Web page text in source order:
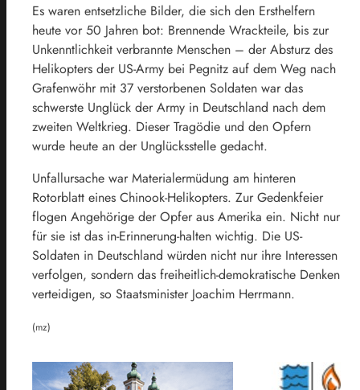
Es waren entsetzliche Bilder, die sich den Ersthelfern
heute vor 50 Jahren bot: Brennende Wrackteile, bis zur
Unkenntlichkeit verbrannte Menschen – der Absturz des
Helikopters der US-Army bei Pegnitz auf dem Weg nach
Grafenwöhr mit 37 verstorbenen Soldaten war das
schwerste Unglück der Army in Deutschland nach dem
zweiten Weltkrieg. Dieser Tragödie und den Opfern
wurde heute an der Unglücksstelle gedacht.
Unfallursache war Materialermüdung am hinteren
Rotorblatt eines Chinook-Helikopters. Zur Gedenkfeier
flogen Angehörige der Opfer aus Amerika ein. Nicht nur
für sie ist das in-Erinnerung-halten wichtig. Die US-
Soldaten in Deutschland würden nicht nur ihre Interessen
verfolgen, sondern das freiheitlich-demokratische Denken
verteidigen, so Staatsminister Joachim Herrmann.
(mz)